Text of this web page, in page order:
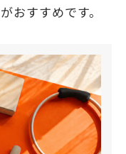
おすすめです。